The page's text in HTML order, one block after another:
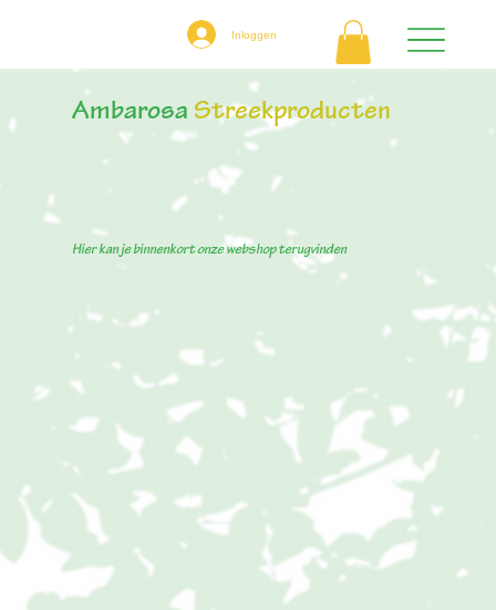
Inloggen
Ambarosa Streekproducten
Hier kan je binnenkort onze webshop terugvinden